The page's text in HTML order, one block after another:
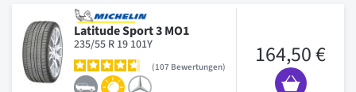
Latitude Sport 3 MO1
235/55 R 19 101Y
107 Bewertungen 164,50 €